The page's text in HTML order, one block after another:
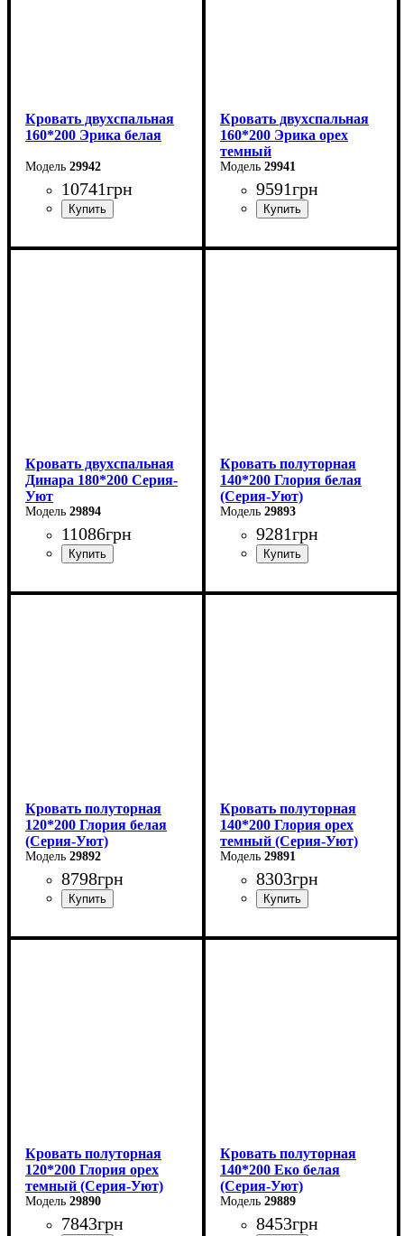
Кровать двухспальная
160*200 Эрика белая
29942
10741грн
Ширина: 160 см
Кровать двухспальная
160*200 Эрика орех
темный
29941
9591грн
Ширина: 160 см
Кровать двухспальная
Динара 180*200 Серия-
Уют
29894
11086грн
Ширина: 180 см
Кровать полуторная
140*200 Глория белая
(Серия-Уют)
29893
9281грн
Ширина: 140 см
Кровать полуторная
120*200 Глория белая
(Серия-Уют)
29892
8798грн
Ширина: 120 см
Кровать полуторная
140*200 Глория орех
темный (Серия-Уют)
29891
8303грн
Ширина: 140 см
Кровать полуторная
120*200 Глория орех
темный (Серия-Уют)
29890
7843грн
Кровать полуторная
140*200 Еко белая
(Серия-Уют)
29889
8453грн